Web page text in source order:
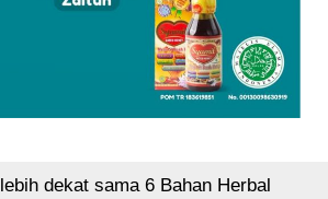
dekat sama 6 Bahan Herbal